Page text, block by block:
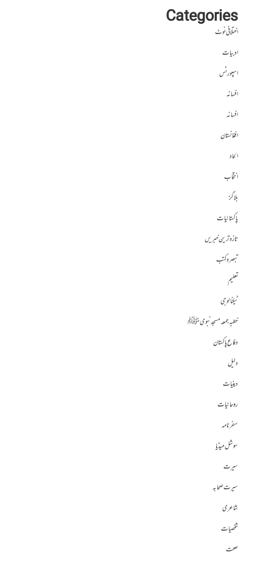
Categories
اختلافی نوٹ
ادبیات
اسپورٹس
افسانہ
افسانہ
افغانستان
الحاد
انتخاب
بلاگز
پاکستانیات
تازہ ترین خبریں
تبصرہ کتب
تعلیم
ٹیکنالوجی
خطبہ جمعہ مسجد نبوی ﷺ
دفاع پاکستان
دلیل
دینیات
روحانیات
سفرنامہ
سوشل میڈیا
سیرت
سیرت صحابہ
شاعری
شخصیات
صحت